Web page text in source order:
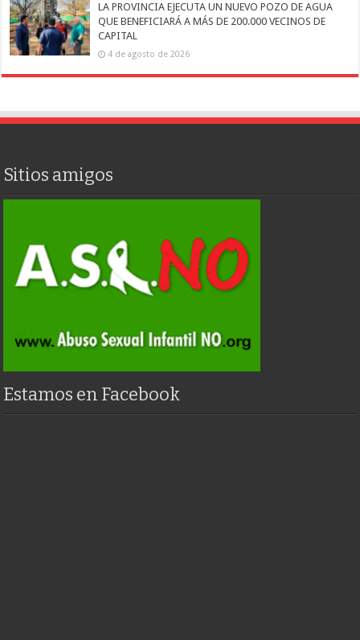
LA PROVINCIA EJECUTA UN NUEVO POZO DE AGUA
QUE BENEFICIARÁ A MÁS DE 200.000 VECINOS DE
CAPITAL
4 de agosto de 2026
Sitios amigos
Estamos en Facebook